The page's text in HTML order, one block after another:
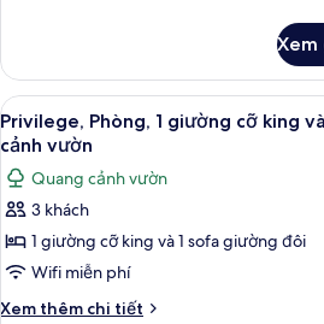
và
sofa
giường,
ban
công,
quang
cảnh
thành
phố
Phòng
Superior,
1
giường
cỡ
king
và
giường,
ban
quang
Xem
Xem
tất
cả
ảnh
Privilege,
Phòng,
1
giường
11
Privilege, Phòng, 1 giường cỡ king
cảnh vườn
Quang cảnh vườn
3 khách
1 giường cỡ king và 1 sofa giường đôi
Wifi miễn phí
Xem thêm chi tiết
Chi